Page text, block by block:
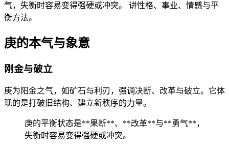
气，失衡时容易变得强硬或冲突。 讲性格、事业、情感与平
衡方法。
庚的本气与象意
刚金与破立
庚为阳金之气，如矿石与利刃，强调决断、改革与破立。它体
现的是打破旧结构、建立新秩序的力量。
庚的平衡状态是**果断**、**改革**与**勇气**，
失衡时容易变得强硬或冲突。